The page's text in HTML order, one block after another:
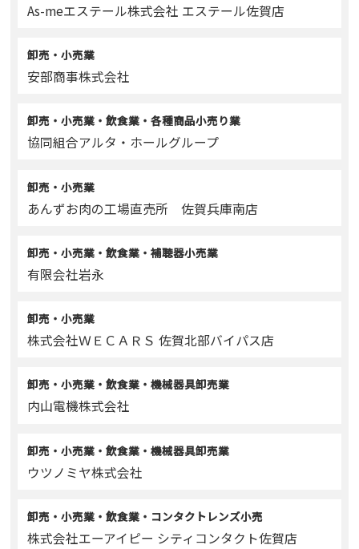
As-meエステール株式会社 エステール佐賀店
卸売・小売業
安部商事株式会社
卸売・小売業・飲食業・各種商品小売り業
協同組合アルタ・ホールグループ
卸売・小売業
あんずお肉の工場直売所 佐賀兵庫南店
卸売・小売業・飲食業・補聴器小売業
有限会社岩永
卸売・小売業
株式会社ＷＥＣＡＲＳ 佐賀北部バイパス店
卸売・小売業・飲食業・機械器具卸売業
内山電機株式会社
卸売・小売業・飲食業・機械器具卸売業
ウツノミヤ株式会社
卸売・小売業・飲食業・コンタクトレンズ小売
株式会社エーアイピー シティコンタクト佐賀店